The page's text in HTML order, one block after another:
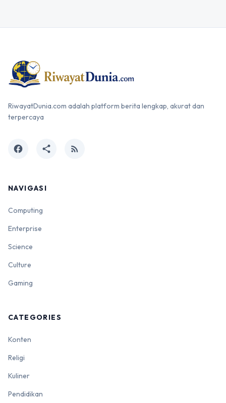
RiwayatDunia.com adalah platform berita lengkap, akurat dan
terpercaya
facebook share rss_feed
NAVIGASI
Computing
Enterprise
Science
Culture
Gaming
CATEGORIES
Konten
Religi
Kuliner
Pendidikan